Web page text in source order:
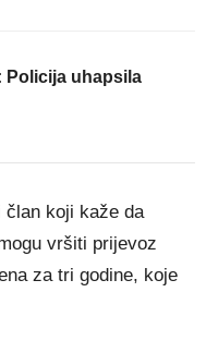
Policija uhapsila
član koji kaže da
vršiti prijevoz
za tri godine, koje